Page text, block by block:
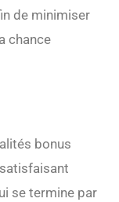
de minimiser
chance
bonus
se termine par